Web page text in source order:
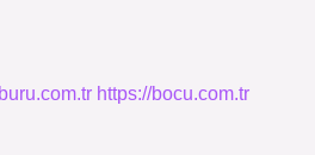
https://bocu.com.tr